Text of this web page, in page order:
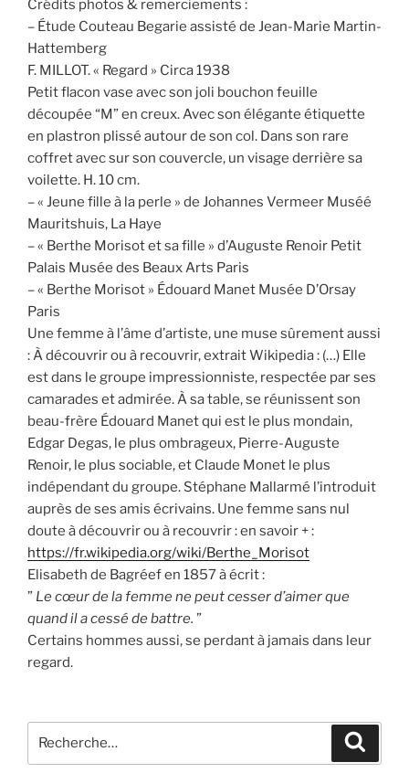
Crédits photos & remerciements :
– Étude Couteau Begarie assisté de Jean-Marie Martin-
Hattemberg
F. MILLOT. « Regard » Circa 1938
Petit flacon vase avec son joli bouchon feuille
découpée “M” en creux. Avec son élégante étiquette
en plastron plissé autour de son col. Dans son rare
coffret avec sur son couvercle, un visage derrière sa
voilette. H. 10 cm.
– « Jeune fille à la perle » de Johannes Vermeer Muséé
Mauritshuis, La Haye
– « Berthe Morisot et sa fille » d’Auguste Renoir Petit
Palais Musée des Beaux Arts Paris
– « Berthe Morisot » Édouard Manet Musée D’Orsay
Paris
Une femme à l’âme d’artiste, une muse sûrement aussi
: À découvrir ou à recouvrir, extrait Wikipedia : (…) Elle
est dans le groupe impressionniste, respectée par ses
camarades et admirée. À sa table, se réunissent son
beau-frère Édouard Manet qui est le plus mondain,
Edgar Degas, le plus ombrageux, Pierre-Auguste
Renoir, le plus sociable, et Claude Monet le plus
indépendant du groupe. Stéphane Mallarmé l’introduit
auprès de ses amis écrivains. Une femme sans nul
doute à découvrir ou à recouvrir : en savoir + :
https://fr.wikipedia.org/wiki/Berthe_Morisot
Elisabeth de Bagréef en 1857 à écrit :
” Le cœur de la femme ne peut cesser d’aimer que
quand il a cessé de battre. ”
Certains hommes aussi, se perdant à jamais dans leur
regard.
pour